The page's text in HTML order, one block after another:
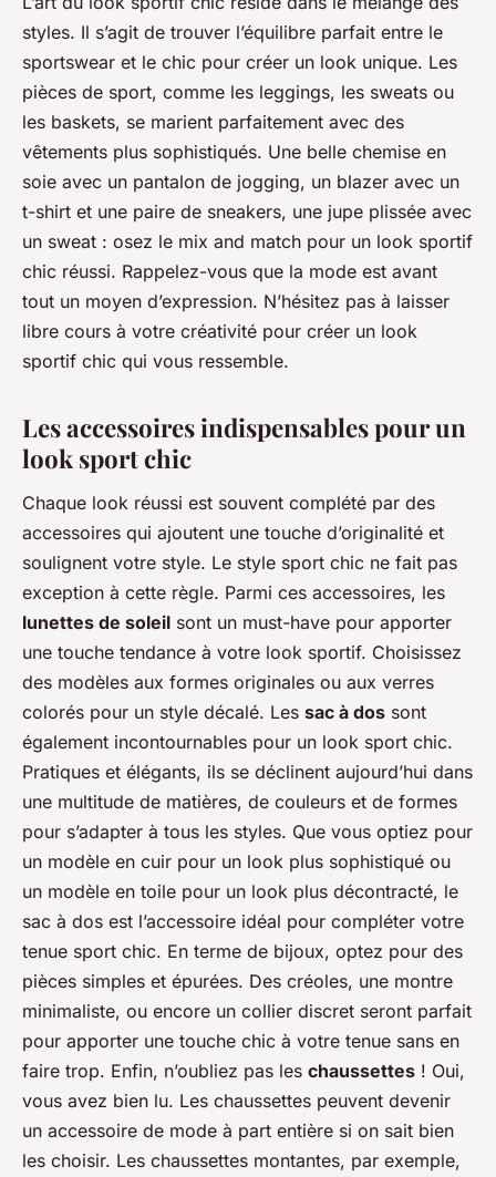
styles. Il s’agit de trouver l’équilibre parfait entre le
sportswear et le chic pour créer un look unique. Les
pièces de sport, comme les leggings, les sweats ou
les baskets, se marient parfaitement avec des
vêtements plus sophistiqués. Une belle chemise en
soie avec un pantalon de jogging, un blazer avec un
t-shirt et une paire de sneakers, une jupe plissée avec
un sweat : osez le mix and match pour un look sportif
chic réussi. Rappelez-vous que la mode est avant
tout un moyen d’expression. N’hésitez pas à laisser
libre cours à votre créativité pour créer un look
sportif chic qui vous ressemble.
Les accessoires indispensables pour un
look sport chic
Chaque look réussi est souvent complété par des
accessoires qui ajoutent une touche d’originalité et
soulignent votre style. Le style sport chic ne fait pas
exception à cette règle. Parmi ces accessoires, les
lunettes de soleil sont un must-have pour apporter
une touche tendance à votre look sportif. Choisissez
des modèles aux formes originales ou aux verres
colorés pour un style décalé. Les sac à dos sont
également incontournables pour un look sport chic.
Pratiques et élégants, ils se déclinent aujourd’hui dans
une multitude de matières, de couleurs et de formes
pour s’adapter à tous les styles. Que vous optiez pour
un modèle en cuir pour un look plus sophistiqué ou
un modèle en toile pour un look plus décontracté, le
sac à dos est l’accessoire idéal pour compléter votre
tenue sport chic. En terme de bijoux, optez pour des
pièces simples et épurées. Des créoles, une montre
minimaliste, ou encore un collier discret seront parfait
pour apporter une touche chic à votre tenue sans en
faire trop. Enfin, n’oubliez pas les chaussettes ! Oui,
vous avez bien lu. Les chaussettes peuvent devenir
un accessoire de mode à part entière si on sait bien
les choisir. Les chaussettes montantes, par exemple,